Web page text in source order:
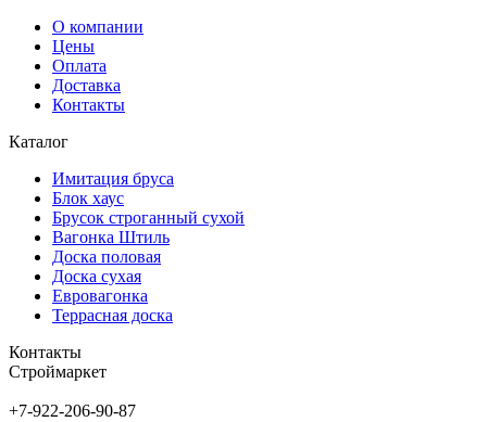
О компании
Цены
Оплата
Доставка
Контакты
Каталог
Имитация бруса
Блок хаус
Брусок строганный сухой
Вагонка Штиль
Доска половая
Доска сухая
Евровагонка
Террасная доска
Контакты
Строймаркет
+7-922-206-90-87